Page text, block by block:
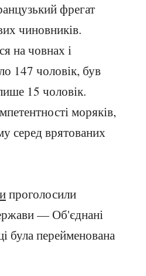
фрегат
чиновників.
на човнах і
147 чоловік, був
15 чоловік.
моряків,
серед врятованих
проголосили
— Об'єднані
була перейменована